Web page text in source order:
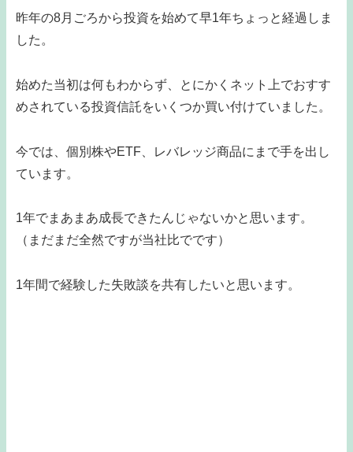
昨年の8月ごろから投資を始めて早1年ちょっと経過しま
した。
始めた当初は何もわからず、とにかくネット上でおすす
めされている投資信託をいくつか買い付けていました。
今では、個別株やETF、レバレッジ商品にまで手を出し
ています。
1年でまあまあ成長できたんじゃないかと思います。
（まだまだ全然ですが当社比でです）
1年間で経験した失敗談を共有したいと思います。